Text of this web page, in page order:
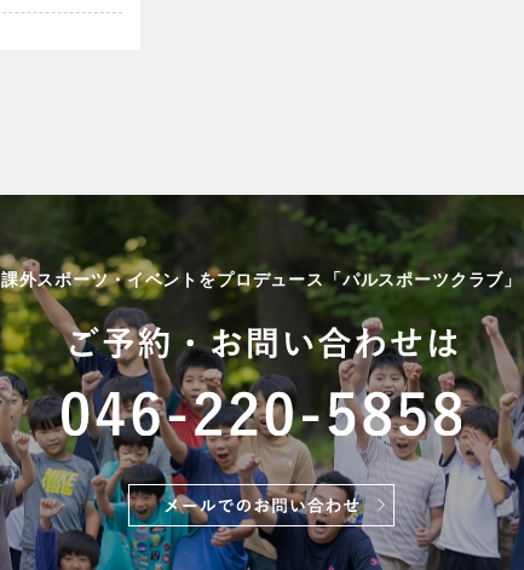
課外スポーツ・イベントをプロデュース「パルスポーツクラブ」